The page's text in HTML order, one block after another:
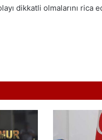
dikkatli olmalarını rica